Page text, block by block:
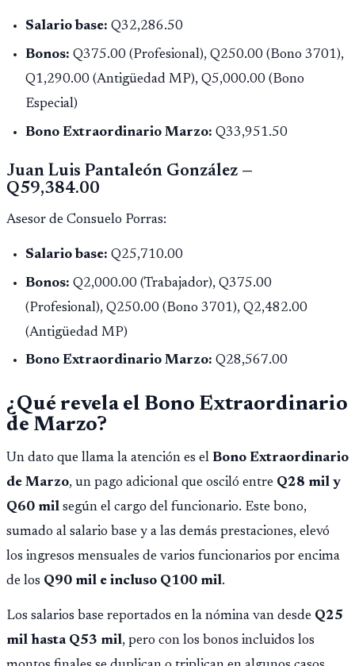
Salario base: Q32,286.50
Bonos: Q375.00 (Profesional), Q250.00 (Bono 3701),
Q1,290.00 (Antigüedad MP), Q5,000.00 (Bono
Especial)
Bono Extraordinario Marzo: Q33,951.50
Juan Luis Pantaleón González —
Q59,384.00
Asesor de Consuelo Porras:
Salario base: Q25,710.00
Bonos: Q2,000.00 (Trabajador), Q375.00
(Profesional), Q250.00 (Bono 3701), Q2,482.00
(Antigüedad MP)
Bono Extraordinario Marzo: Q28,567.00
¿Qué revela el Bono Extraordinario
de Marzo?
Un dato que llama la atención es el Bono Extraordinario
de Marzo, un pago adicional que osciló entre Q28 mil y
Q60 mil según el cargo del funcionario. Este bono,
sumado al salario base y a las demás prestaciones, elevó
los ingresos mensuales de varios funcionarios por encima
de los Q90 mil e incluso Q100 mil.
Los salarios base reportados en la nómina van desde Q25
mil hasta Q53 mil, pero con los bonos incluidos los